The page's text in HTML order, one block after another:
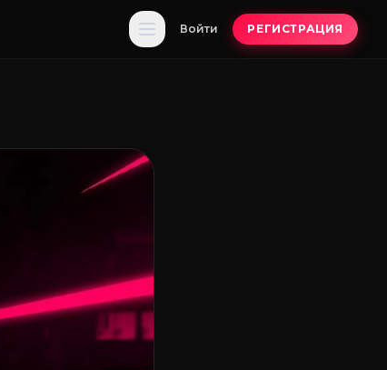
Войти РЕГИСТРАЦИЯ